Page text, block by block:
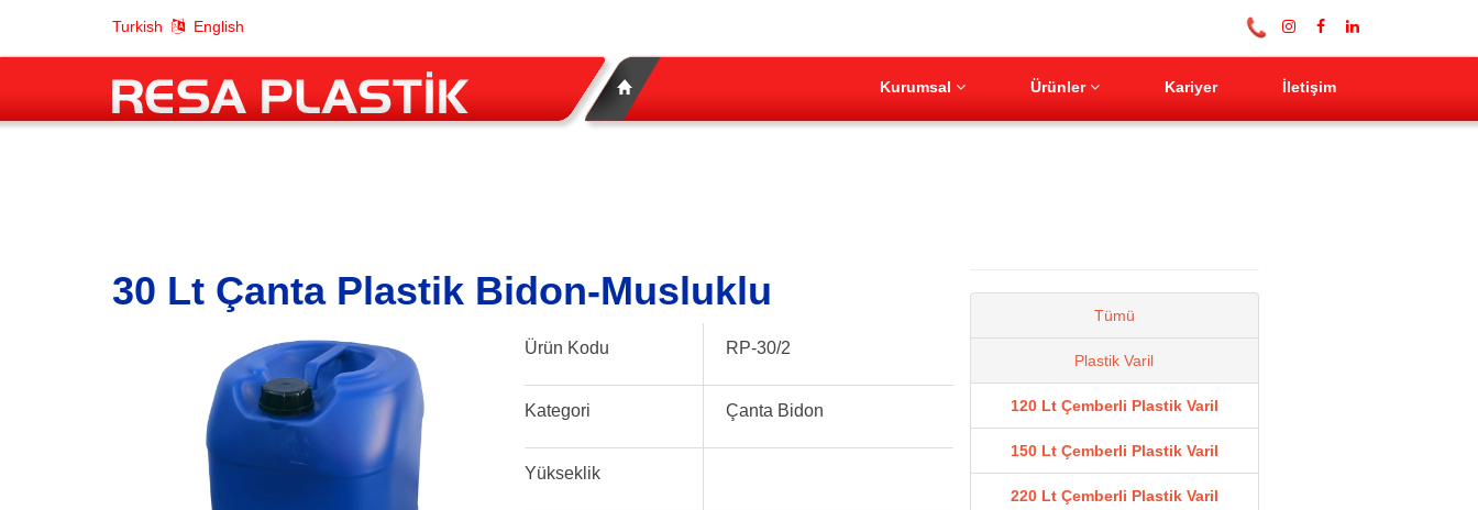
Turkish English
Kurumsal Ürünler Kariyer İletişim
30 Lt Çanta Plastik Bidon-Musluklu
Ürün Kodu RP-30/2
Kategori Çanta Bidon
Yükseklik
Tümü
Plastik Varil
120 Lt Çemberli Plastik Varil
150 Lt Çemberli Plastik Varil
220 Lt Çemberli Plastik Varil